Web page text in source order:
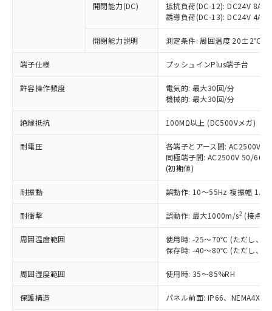
開閉能力(DC)
抵抗負荷(DC-12): DC24V 8A/
誘導負荷(DC-13): DC24V 4A/
開閉能力説明 測定条件: 周囲温度 20±2℃、
端子仕様 プッシュインPlus端子台
許容操作頻度
電気的: 最大30回/分
機械的: 最大30回/分
絶縁抵抗 100MΩ以上 (DC500Vメガ)
耐電圧
各端子とアース間: AC2500V
同極端子間: AC2500V 50/
(初期値)
耐振動 誤動作: 10～55Hz 複振幅
耐衝撃 誤動作: 最大1000m/s2 (接点
周囲温度範囲
使用時: -25～70℃ (ただし、氷
保存時: -40～80℃ (ただし、氷
周囲湿度範囲 使用時: 35～85%RH
保護構造 パネル前面: IP66、NEMA4X,
以下の条件をお読みいただき、同意のうえ
ご利用ください。
本サービスは、当社制御機器事業取扱
商品の当社在庫状況および標準価格
(税抜)を提供させていただくもので
当社制御機器事業取扱商品の中には、
本サービスの対象外となる商品もある
ことをご了承ください。
在庫状況および標準価格照会結果は、
記載している更新日時点での社内デー
タに基づき作成されるものであり、閲
覧された時点での実際の在庫および標
準価格とは異なる場合があることをご
正式な納期状況および標準価格はお客
様のお取引先、またはお客様担当のオ
ムロン制御機器販売店・当社販売員に
オムロン制御機器販売店や当社販売拠
販売ネットワーク
」をご確認
対応予定なし：EU RoHS指令（10物質）の
非含有に非対応の商品で、対応品を出す予
調査・確認中：EU RoHS指令（10物質）の
非含有の対応状況を調査中または確認中の
商品です。
非該当品：ライセンス料など無形物で、有
害物質有無と関係のない商品です。
仕入先様の事情により、非含有部品として
いたものが、含有品と判明した場合などや
むを得ず変更することがあります。
鉛(Pb) 1000ppm以下、 水銀(Hg) 1000ppm以下、 カド
六価クロム(Cr(Ⅵ)) 1000ppm以下、ポリ臭化ビフェニル
類(PBB) 1000ppm以下、ポリ臭化ジフェニルエーテル類
ルベンジル（BBP） 1000ppm以下、フタル酸ジブチル
（DBP） 1000ppm以下、フタル酸ジイソブチル
但し、RoHS指令で産業用監視および制御機器に対する
適用除外項目は除く。
フタル酸エステル類の４物質については閾値を超える意
図的な使用がないことを確認しています。
「○」：最大均質材料含有率が中国RoHSの
基準値以下であることを示します。
「×」：最大均質材料含有率が中国RoHSの
基準値を超えていることを示します。
「－」：未確認です。当社販売部門へお問
*中国RoHS10物質の基準値 (GB/T26572)：
Pb(鉛) :1000ppm、 Hg(水銀) : 1000ppm、 Cd(カドミウ
Cr(Ⅵ)(六価クロム) : 1000ppm、 PBBs(ポリ臭化ビフェ
ニル類) : 1000ppm、 PBDEs(ポリ臭化ジフェニルエーテ
ル類) : 1000ppm、
DBP(フタル酸ジブチル) : 1000ppm、 DIBP(フタル酸ジ
イソブチル) : 1000ppm、 BBP(フタル酸ブチルベンジ
DEHP(フタル酸ビス(2-エチルヘキシル)) : 1000ppm
当社は、これら貴社製品のうち、外国
為替および外国貿易法に定める商品
（以下｢規制貨物等」という）を輸出
または国外への提供する場合は、日本
国政府の輸出許可(または役務取引許
可)を取得するなどの必要な手続きを
当社は規制貨物を破棄する場合は、完
全に破砕するなど、違法に輸出されな
いよう必要な手段を講じます。
当社は貴社製品を、核兵器、ミサイ
ル、化学兵器、生物兵器またはその他
武器並びにこれらの製造装置等に一切
一定数以上の在庫あり
一定数には満たないが在庫あり
在庫なし(最新の在庫状況につ
いては、お客様のお取引先、ま